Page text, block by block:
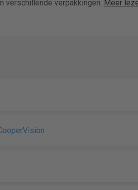
verschillende verpakkingen. Meer